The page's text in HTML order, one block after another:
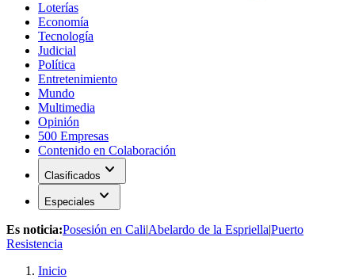
Loterías
Economía
Tecnología
Judicial
Política
Entretenimiento
Mundo
Multimedia
Opinión
500 Empresas
Contenido en Colaboración
Clasificados expand_more
Especiales expand_more
Es noticia:Posesión en Cali|Abelardo de la Espriella|Puerto
Resistencia
Inicio